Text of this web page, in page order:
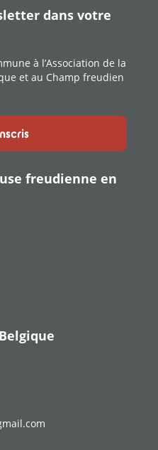
dans votre
à l’Association de la
et au Champ freudien
freudienne en